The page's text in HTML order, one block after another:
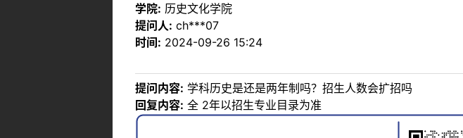
学院: 历史文化学院
提问人: ch***07
时间: 2024-09-26 15:24
提问内容: 学科历史是还是两年制吗？招生人数会扩招吗
回复内容: 全 2年以招生专业目录为准